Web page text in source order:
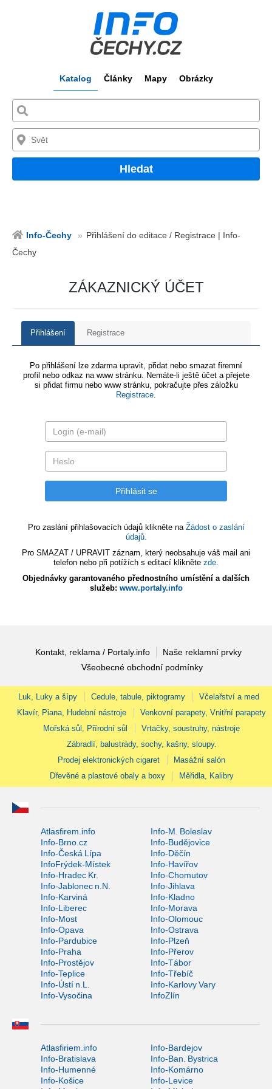
Katalog Články Mapy Obrázky
Hledat
Info-Čechy
Přihlášení do editace / Registrace | Info-
Čechy
ZÁKAZNICKÝ ÚČET
Přihlášení Registrace
Po přihlášení lze zdarma upravit, přidat nebo smazat firemní
profil nebo odkaz na www stránku. Nemáte-li ještě účet a přejete
si přidat firmu nebo www stránku, pokračujte přes záložku
Registrace.
Pro zaslání přihlašovacích údajů klikněte na Žádost o zaslání
údajů.
Pro SMAZAT / UPRAVIT záznam, který neobsahuje váš mail ani
telefon nebo při potížích s editací klikněte zde.
Objednávky garantovaného přednostního umístění a dalších
služeb: www.portaly.info
Kontakt, reklama / Portaly.info
Naše reklamní prvky
Všeobecné obchodní podmínky
Luk, Luky a šípy Cedule, tabule, piktogramy
Včelařství a med
Klavír, Piana, Hudební nástroje
Venkovní parapety, Vnitřní parapety
Mořská sůl, Přírodní sůl
Vrtačky, soustruhy, nástroje
Zábradlí, balustrády, sochy, kašny, sloupy.
Prodej elektronických cigaret
Masážní salón
Dřevěné a plastové obaly a boxy
Měřidla, Kalibry
Atlasfirem.info
Info-M. Boleslav
Info-Brno.cz
Info-Budějovice
Info-Česká Lípa
Info-Děčín
InfoFrýdek-Místek
Info-Havířov
Info-Hradec Kr.
Info-Chomutov
Info-Jablonec n.N.
Info-Jihlava
Info-Karviná
Info-Kladno
Info-Liberec
Info-Morava
Info-Most
Info-Olomouc
Info-Opava
Info-Ostrava
Info-Pardubice
Info-Plzeň
Info-Praha
Info-Přerov
Info-Prostějov
Info-Tábor
Info-Teplice
Info-Třebíč
Info-Ústí n.L.
Info-Karlovy Vary
Info-Vysočina
InfoZlín
Atlasfiriem.info
Info-Bardejov
Info-Bratislava
Info-Ban. Bystrica
Info-Humenné
Info-Komárno
Info-Košice
Info-Levice